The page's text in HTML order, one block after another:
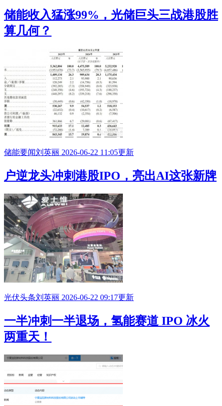
储能收入猛涨99%，光储巨头三战港股胜
算几何？
储能要闻刘英丽 2026-06-22 11:05更新
户逆龙头冲刺港股IPO ，亮出AI这张新牌
光伏头条刘英丽 2026-06-22 09:17更新
一半冲刺一半退场，氢能赛道 IPO 冰火
两重天！